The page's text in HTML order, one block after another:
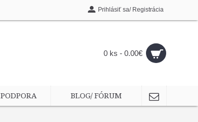
Prihlásiť sa/ Registrácia
0 ks - 0.00€
PODPORA BLOG/ FÓRUM